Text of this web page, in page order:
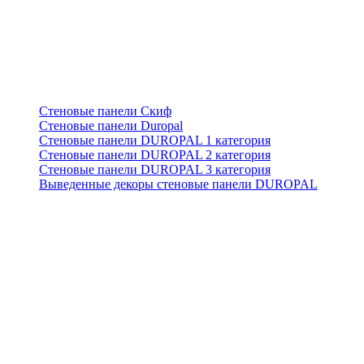
Стеновые панели Скиф
Стеновые панели Duropal
Стеновые панели DUROPAL 1 категория
Стеновые панели DUROPAL 2 категория
Стеновые панели DUROPAL 3 категория
Выведенные декоры стеновые панели DUROPAL